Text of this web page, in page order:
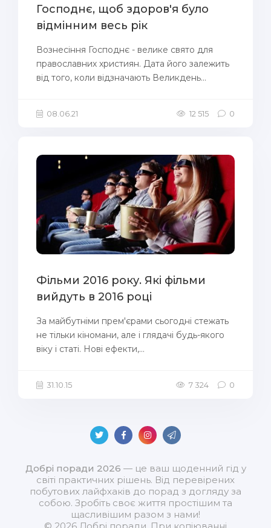
Господнє, щоб здоров'я було
відмінним весь рік
Вознесіння Господнє - велике свято для
православних християн. Дата його залежить
від того, коли відзначають Великдень...
08.06.21 12 515 0
Фільми 2016 року. Які фільми
вийдуть в 2016 році
За майбутніми прем'єрами сьогодні стежать
не тільки кіномани, але і глядачі будь-якого
віку і статі. Нові ефекти,...
31.10.15 7 324 0
Добрі поради 2026 — це ваш щоденний гід у
світі практичних рішень. Від перевірених
побутових лайфхаків до порад з догляду за
собою. Зробіть своє життя простішим та
щасливішим разом з нами!